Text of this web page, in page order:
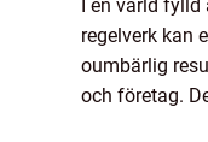
I en värld
regelverk kan
oumbärlig
och företag.